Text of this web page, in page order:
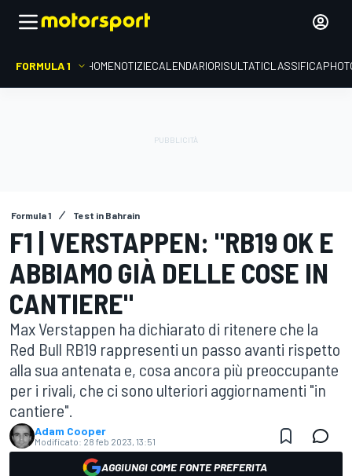
FORMULA 1 HOMENOTIZIECALENDARIORISULTATICLASSIFICA
Formula 1 Test in Bahrain
F1 | VERSTAPPEN: "RB19 OK E
ABBIAMO GIÀ DELLE COSE IN
CANTIERE"
Max Verstappen ha dichiarato di ritenere che la
Red Bull RB19 rappresenti un passo avanti rispetto
alla sua antenata e, cosa ancora più preoccupante
per i rivali, che ci sono ulteriori aggiornamenti "in
cantiere".
Adam Cooper
Modificato: 28 feb 2023, 13:51
AGGIUNGI COME FONTE PREFERITA